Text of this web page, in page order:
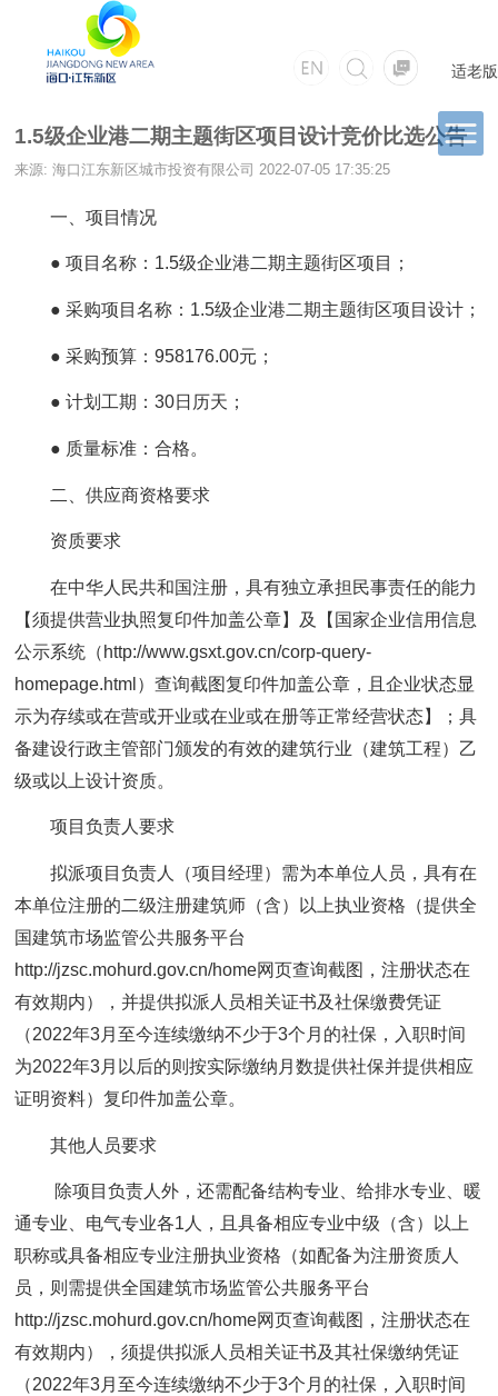
适老版
1.5级企业港二期主题街区项目设计竞价比选公告
来源: 海口江东新区城市投资有限公司 2022-07-05 17:35:25
一、项目情况
● 项目名称：1.5级企业港二期主题街区项目；
● 采购项目名称：1.5级企业港二期主题街区项目设计；
● 采购预算：958176.00元；
● 计划工期：30日历天；
● 质量标准：合格。
二、供应商资格要求
资质要求
在中华人民共和国注册，具有独立承担民事责任的能力
【须提供营业执照复印件加盖公章】及【国家企业信用信息
公示系统（http://www.gsxt.gov.cn/corp-query-
homepage.html）查询截图复印件加盖公章，且企业状态显
示为存续或在营或开业或在业或在册等正常经营状态】；具
备建设行政主管部门颁发的有效的建筑行业（建筑工程）乙
级或以上设计资质。
项目负责人要求
拟派项目负责人（项目经理）需为本单位人员，具有在
本单位注册的二级注册建筑师（含）以上执业资格（提供全
国建筑市场监管公共服务平台
http://jzsc.mohurd.gov.cn/home网页查询截图，注册状态在
有效期内），并提供拟派人员相关证书及社保缴费凭证
（2022年3月至今连续缴纳不少于3个月的社保，入职时间
为2022年3月以后的则按实际缴纳月数提供社保并提供相应
证明资料）复印件加盖公章。
其他人员要求
除项目负责人外，还需配备结构专业、给排水专业、暖
通专业、电气专业各1人，且具备相应专业中级（含）以上
职称或具备相应专业注册执业资格（如配备为注册资质人
员，则需提供全国建筑市场监管公共服务平台
http://jzsc.mohurd.gov.cn/home网页查询截图，注册状态在
有效期内），须提供拟派人员相关证书及其社保缴纳凭证
（2022年3月至今连续缴纳不少于3个月的社保，入职时间